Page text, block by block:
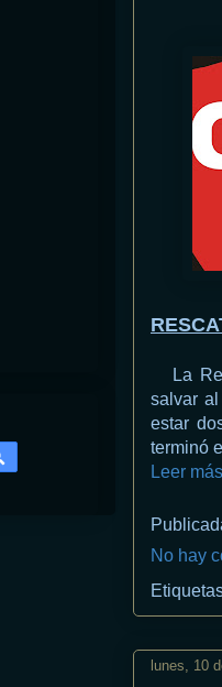
La
salvar
estar
terminó
Leer
No hay
lunes, 10